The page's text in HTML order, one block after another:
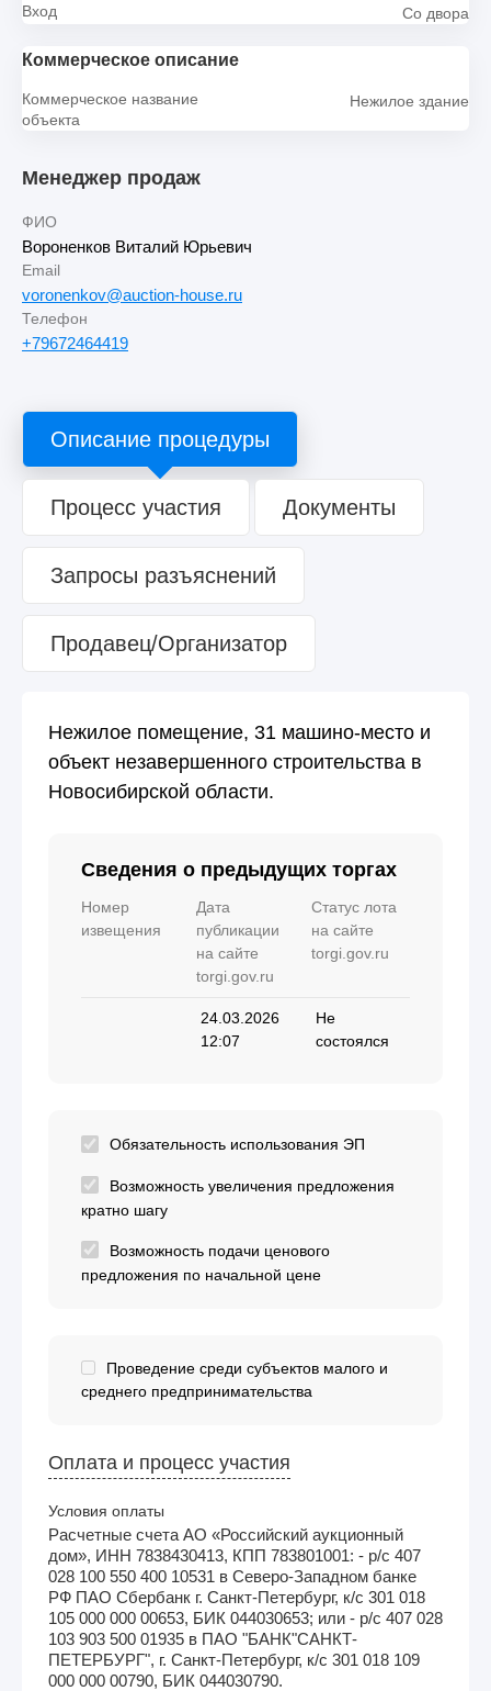
Вход Со двора
Коммерческое описание
Коммерческое название
объекта
Нежилое здание
Менеджер продаж
ФИО
Вороненков Виталий Юрьевич
Email
voronenkov@auction-house.ru
Телефон
+79672464419
Описание процедуры
Процесс участия Документы
Запросы разъяснений
Продавец/Организатор
Нежилое помещение, 31 машино-место и
объект незавершенного строительства в
Новосибирской области.
Сведения о предыдущих торгах
Номер
извещения
Дата
публикации
на сайте
torgi.gov.ru
Статус лота
на сайте
torgi.gov.ru
24.03.2026
12:07
Не
состоялся
Обязательность использования ЭП
Возможность увеличения предложения
кратно шагу
Возможность подачи ценового
предложения по начальной цене
Проведение среди субъектов малого и
среднего предпринимательства
Оплата и процесс участия
Условия оплаты
Расчетные счета АО «Российский аукционный
дом», ИНН 7838430413, КПП 783801001: - р/с 407
028 100 550 400 10531 в Северо-Западном банке
РФ ПАО Сбербанк г. Санкт-Петербург, к/с 301 018
105 000 000 00653, БИК 044030653; или - р/с 407 028
103 903 500 01935 в ПАО "БАНК"САНКТ-
ПЕТЕРБУРГ", г. Санкт-Петербург, к/с 301 018 109
000 000 00790, БИК 044030790.